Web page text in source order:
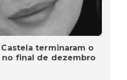
terminaram o
final de dezembro